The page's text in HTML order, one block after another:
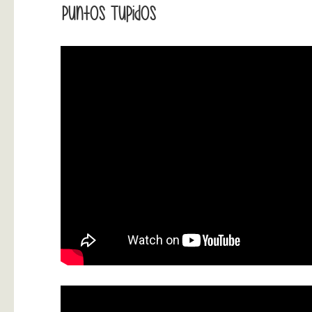
Puntos Tupidos